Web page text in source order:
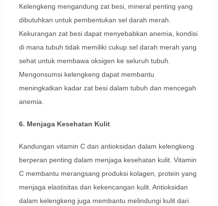
Kelengkeng mengandung zat besi, mineral penting yang
dibutuhkan untuk pembentukan sel darah merah.
Kekurangan zat besi dapat menyebabkan anemia, kondisi
di mana tubuh tidak memiliki cukup sel darah merah yang
sehat untuk membawa oksigen ke seluruh tubuh.
Mengonsumsi kelengkeng dapat membantu
meningkatkan kadar zat besi dalam tubuh dan mencegah
anemia.
6. Menjaga Kesehatan Kulit
Kandungan vitamin C dan antioksidan dalam kelengkeng
berperan penting dalam menjaga kesehatan kulit. Vitamin
C membantu merangsang produksi kolagen, protein yang
menjaga elastisitas dan kekencangan kulit. Antioksidan
dalam kelengkeng juga membantu melindungi kulit dari